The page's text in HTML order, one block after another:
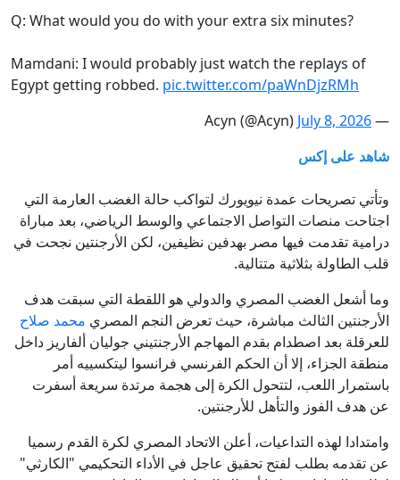
Q: What would you do with your extra six minutes?
Mamdani: I would probably just watch the replays of
Egypt getting robbed. pic.twitter.com/paWnDjzRMh
— Acyn (@Acyn)
July 8, 2026
شاهد على إكس
وتأتي تصريحات عمدة نيويورك لتواكب حالة الغضب العارمة التي
اجتاحت منصات التواصل الاجتماعي والوسط الرياضي، بعد مباراة
درامية تقدمت فيها مصر بهدفين نظيفين، لكن الأرجنتين نجحت في
قلب الطاولة بثلاثية متتالية.
وما أشعل الغضب المصري والدولي هو اللقطة التي سبقت هدف
الأرجنتين الثالث مباشرة، حيث تعرض النجم المصري محمد صلاح
للعرقلة بعد اصطدام بقدم المهاجم الأرجنتيني جوليان ألفاريز داخل
منطقة الجزاء، إلا أن الحكم الفرنسي فرانسوا ليتكسييه أمر
باستمرار اللعب، لتتحول الكرة إلى هجمة مرتدة سريعة أسفرت
عن هدف الفوز والتأهل للأرجنتين.
وامتدادا لهذه التداعيات، أعلن الاتحاد المصري لكرة القدم رسميا
عن تقدمه بطلب لفتح تحقيق عاجل في الأداء التحكيمي "الكارثي"